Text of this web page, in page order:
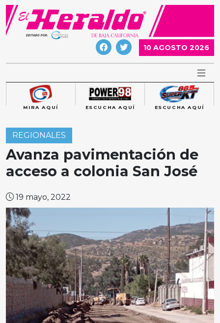
Skip
content
10 AGOSTO 2026
MIRA AQUÍ ESCUCHA AQUÍ ESCUCHA AQUÍ
REGIONALES
Avanza pavimentación de
acceso a colonia San José
19 mayo, 2022